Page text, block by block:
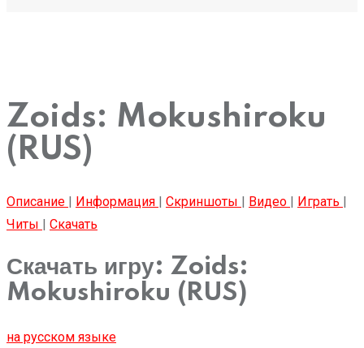
Zoids: Mokushiroku
(RUS)
Описание | Информация | Скриншоты | Видео | Играть |
Читы | Скачать
Скачать игру: Zoids:
Mokushiroku (RUS)
на русском языке